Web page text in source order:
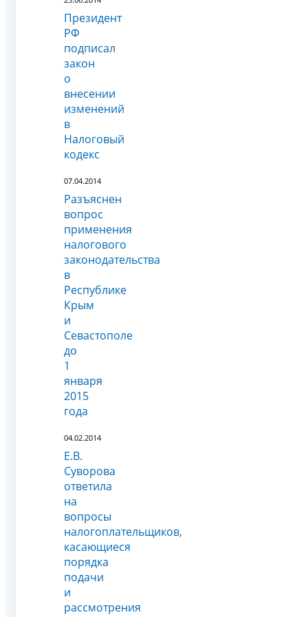
Президент
РФ
подписал
закон
о
внесении
изменений
в
Налоговый
кодекс
07.04.2014
Разъяснен
вопрос
применения
налогового
законодательства
в
Республике
Крым
и
Севастополе
до
1
января
2015
года
04.02.2014
Е.В.
Суворова
ответила
на
вопросы
налогоплательщиков,
касающиеся
порядка
подачи
и
рассмотрения